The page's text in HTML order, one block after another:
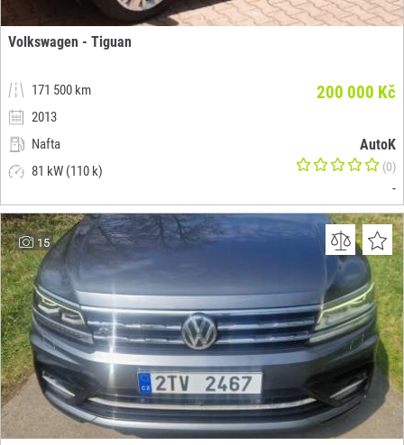
Volkswagen - Tiguan
171 500 km
2013
Nafta
81 kW (110 k)
200 000 Kč
AutoK
(0)
-
15